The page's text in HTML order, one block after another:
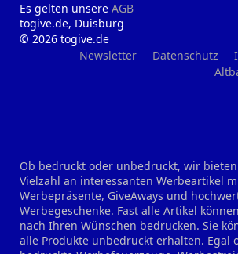
Es gelten unsere AGB
togive.de, Duisburg
© 2026 togive.de
Newsletter
Datenschutz
Ob bedruckt oder unbedruckt, wir
Vielzahl an interessanten Werbeartikel
Werbepräsente, GiveAways und
Werbegeschenke. Fast alle Artikel
nach Ihren Wünschen bedrucken. Sie
alle Produkte unbedruckt erhalten. Egal